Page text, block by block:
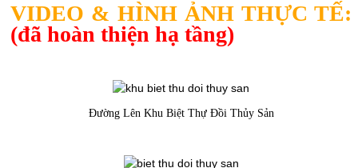
VIDEO & HÌNH ẢNH THỰC TẾ:
(đã hoàn thiện hạ tầng)
Đường Lên Khu Biệt Thự Đồi Thủy Sản